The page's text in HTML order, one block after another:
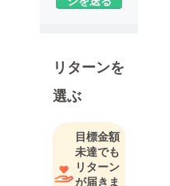
く育児でき
る社会の実
現】をビ
ジョンに掲
げ、法人化
と基盤作り
のため、ク
リターンを
選ぶ
目標金額
未達でも
リターン
が届きま